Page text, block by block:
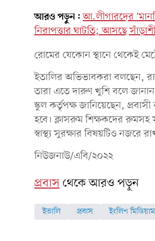
আরও পড়ুন: আ.লীগারদের
নিরাপত্তার ঘাটতি; আসছে
রোমের যেকোন স্থানে থেকেই
ইতালির অভিভাবকরা বলছেন,
তারা এতে দারুণ খুশি বলে
স্কুল কর্তৃপক্ষ জানিয়েছেন,
হবে। ক্লাসরুম শিক্ষকদের রুমসহ
স্বাস্থ্য সুরক্ষার বিষয়টিও নজরে
নিউজনাউ/এবি/২০২২
প্রবাসথেকে আরও পড়ুন
ইতালি প্রবাস ইংলিশ